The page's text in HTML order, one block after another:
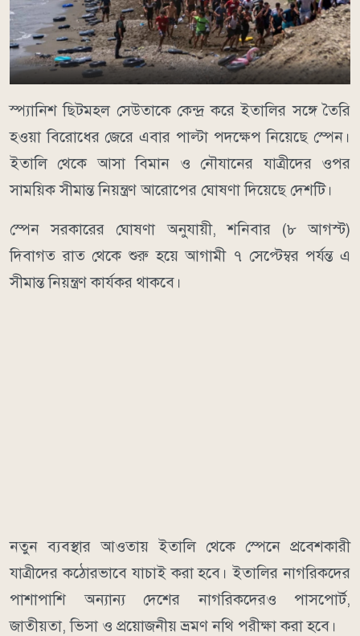
স্প্যানিশ ছিটমহল সেউতাকে কেন্দ্র করে ইতালির সঙ্গে তৈরি
হওয়া বিরোধের জেরে এবার পাল্টা পদক্ষেপ নিয়েছে স্পেন।
ইতালি থেকে আসা বিমান ও নৌযানের যাত্রীদের ওপর
সাময়িক সীমান্ত নিয়ন্ত্রণ আরোপের ঘোষণা দিয়েছে দেশটি।
স্পেন সরকারের ঘোষণা অনুযায়ী, শনিবার (৮ আগস্ট)
দিবাগত রাত থেকে শুরু হয়ে আগামী ৭ সেপ্টেম্বর পর্যন্ত এ
সীমান্ত নিয়ন্ত্রণ কার্যকর থাকবে।
নতুন ব্যবস্থার আওতায় ইতালি থেকে স্পেনে প্রবেশকারী
যাত্রীদের কঠোরভাবে যাচাই করা হবে। ইতালির নাগরিকদের
পাশাপাশি অন্যান্য দেশের নাগরিকদেরও পাসপোর্ট,
জাতীয়তা, ভিসা ও প্রয়োজনীয় ভ্রমণ নথি পরীক্ষা করা হবে।